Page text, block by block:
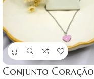
Conjunto Coração